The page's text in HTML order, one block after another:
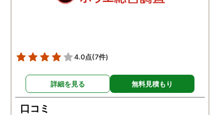
クのメッセージでのやり
と一緒にいる現場を抑え
ことはどうしてもできず
探偵事務所へ相談しまし
4.0点(7件)
詳細を見る 無料見積もり
口コミ